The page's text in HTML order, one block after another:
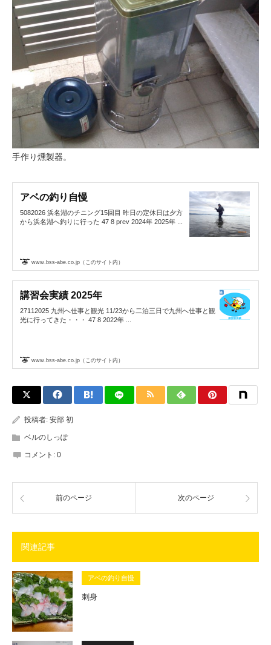
手作り燻製器。
アベの釣り自慢
5082026 浜名湖のチニング15回目 昨日の定休日は夕方
から浜名湖へ釣りに行った 47 8 prev 2024年 2025年 ...
www.bss-abe.co.jp（このサイト内）
講習会実績 2025年
27112025 九州へ仕事と観光 11/23から二泊三日で九州へ仕事と観
光に行ってきた・・・ 47 8 2022年 ...
www.bss-abe.co.jp（このサイト内）
投稿者: 安部 初
ベルのしっぽ
コメント: 0
前のページ 次のページ
関連記事
アベの釣り自慢
刺身